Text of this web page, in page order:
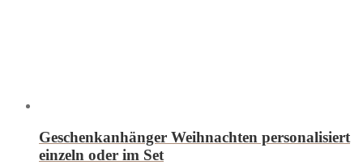
Geschenkanhänger Weihnachten personalisiert
einzeln oder im Set